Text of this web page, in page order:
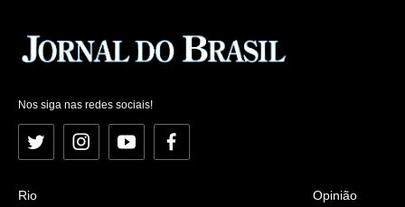
Nos siga nas redes sociais!
Twitter InstagramYouTubeFacebook
Rio
Opinião